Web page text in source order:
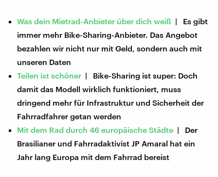
Was dein Mietrad-Anbieter über dich weiß | Es gibt
immer mehr Bike-Sharing-Anbieter. Das Angebot
bezahlen wir nicht nur mit Geld, sondern auch mit
unseren Daten
Teilen ist schöner | Bike-Sharing ist super: Doch
damit das Modell wirklich funktioniert, muss
dringend mehr für Infrastruktur und Sicherheit der
Fahrradfahrer getan werden
Mit dem Rad durch 46 europäische Städte | Der
Brasilianer und Fahrradaktivist JP Amaral hat ein
Jahr lang Europa mit dem Fahrrad bereist